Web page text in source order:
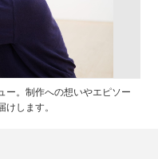
ー。制作への想いやエピソー
します。